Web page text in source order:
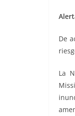
De
La